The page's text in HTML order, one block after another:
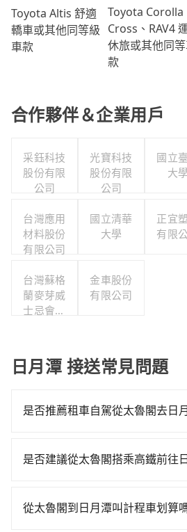
Toyota Altis 舒適
轎車或其他同等級
車款
Toyota Corolla
Cross、RAV4
休旅或其他同
款
合作夥伴＆企業用戶
采鈺科技
股份有限
公司
光寶科技
股份有限
公司
國立
大學
台灣應用
材料股份
有限公司
國立清華
大學
正宜
有限
台灣蘇格
蘭麥芽威
士忌會所
金車股份
有限公司
日月潭 接送常見問題
是否推薦租車自駕從太魯閣去日
半間租車公司，如果不想額外花
是否建議從太魯閣搭乘高鐵前往
難叫計程車前往高鐵站！從最早
從太魯閣到日月潭叫計程車划算